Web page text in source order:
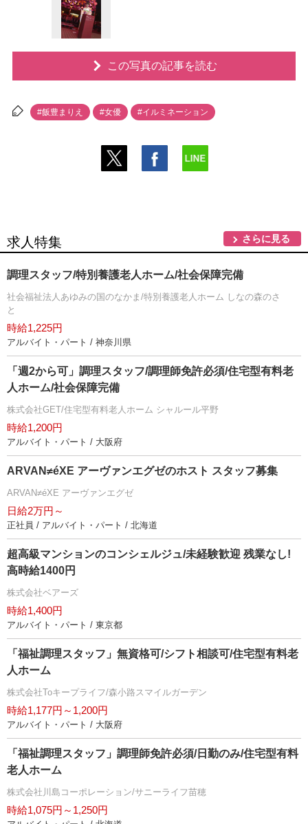
この写真の記事を読む
#飯豊まりえ #女優 #イルミネーション
求人特集 さらに見る
調理スタッフ/特別養護老人ホーム/社会保障完備
社会福祉法人あゆみの国のなかま/特別養護老人ホーム しなの森のさ
と
時給1,225円
アルバイト・パート / 神奈川県
「週2から可」調理スタッフ/調理師免許必須/住宅型有料老
人ホーム/社会保障完備
株式会社GET/住宅型有料老人ホーム シャルール平野
時給1,200円
アルバイト・パート / 大阪府
ARVAN≠éXE アーヴァンエグゼのホスト スタッフ募集
ARVAN≠éXE アーヴァンエグゼ
日給2万円～
正社員 / アルバイト・パート / 北海道
超高級マンションのコンシェルジュ/未経験歓迎 残業なし!
高時給1400円
株式会社ベアーズ
時給1,400円
アルバイト・パート / 東京都
「福祉調理スタッフ」無資格可/シフト相談可/住宅型有料老
人ホーム
株式会社Toキープライフ/森小路スマイルガーデン
時給1,177円～1,200円
アルバイト・パート / 大阪府
「福祉調理スタッフ」調理師免許必須/日勤のみ/住宅型有料
老人ホーム
株式会社川島コーポレーション/サニーライフ苗穂
時給1,075円～1,250円